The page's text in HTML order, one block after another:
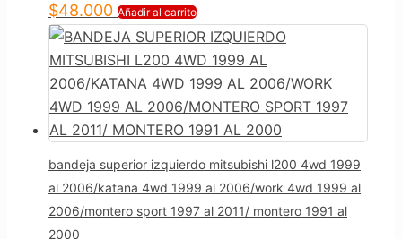
$48.000 Añadir al carrito
bandeja superior izquierdo mitsubishi l200 4wd 1999
al 2006/katana 4wd 1999 al 2006/work 4wd 1999 al
2006/montero sport 1997 al 2011/ montero 1991 al
2000